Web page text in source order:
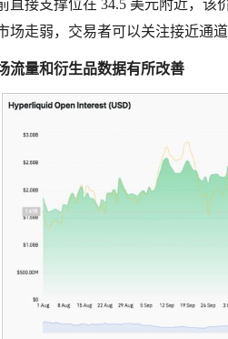
直接支撑位在 34.5 美元附近，该
场走弱，交易者可以关注接近通道
流量和衍生品数据有所改善